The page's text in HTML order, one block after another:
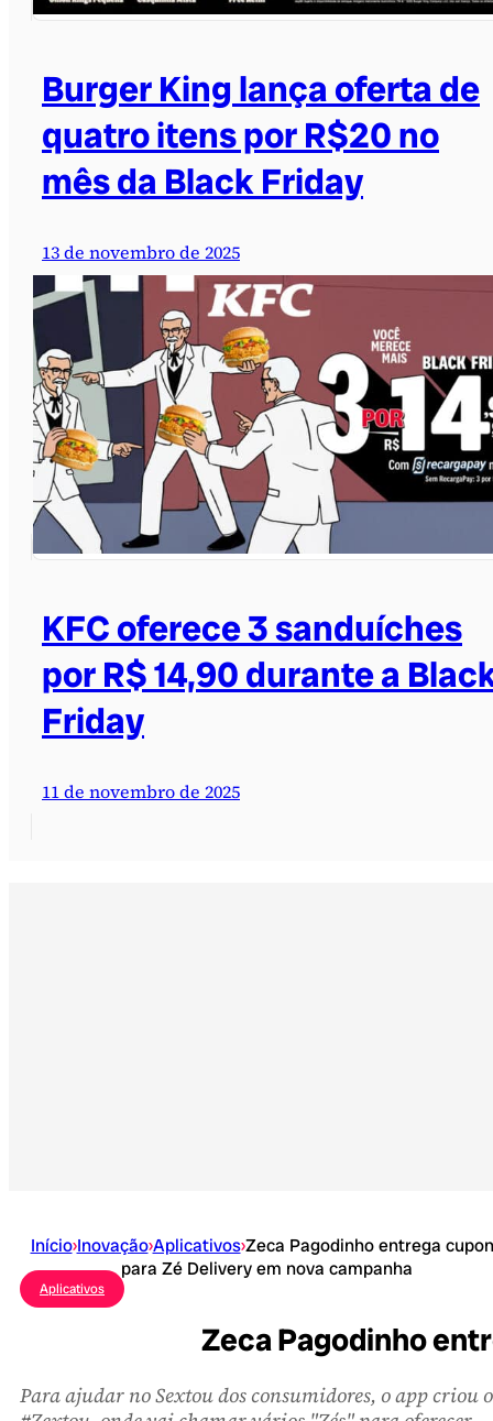
Burger King lança oferta de
quatro itens por R$20 no
mês da Black Friday
13 de novembro de 2025
KFC oferece 3 sanduíches
por R$ 14,90 durante a
Friday
11 de novembro de 2025
Início›Inovação›Aplicativos›Zeca Pagodinho entrega
para Zé Delivery em nova campanha
Aplicativos
Zeca Pagodinho
Para ajudar no Sextou dos consumidores, o app criou o